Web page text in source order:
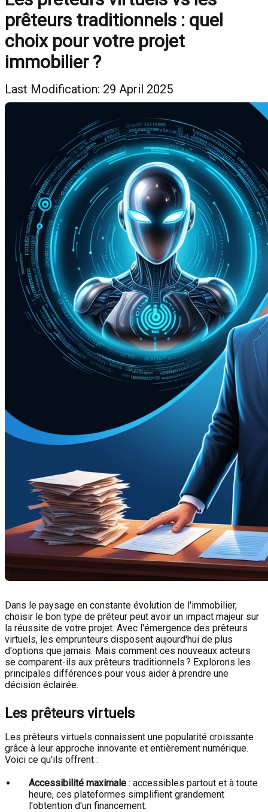
prêteurs traditionnels : quel
choix pour votre projet
immobilier ?
Last Modification: 29 April 2025
Dans le paysage en constante évolution de l'immobilier,
choisir le bon type de prêteur peut avoir un impact majeur sur
la réussite de votre projet. Avec l'émergence des prêteurs
virtuels, les emprunteurs disposent aujourd'hui de plus
d'options que jamais. Mais comment ces nouveaux acteurs
se comparent-ils aux prêteurs traditionnels ? Explorons les
principales différences pour vous aider à prendre une
décision éclairée.
Les prêteurs virtuels
Les prêteurs virtuels connaissent une popularité croissante
grâce à leur approche innovante et entièrement numérique.
Voici ce qu'ils offrent :
Accessibilité maximale : accessibles partout et à toute
heure, ces plateformes simplifient grandement
l'obtention d'un financement.